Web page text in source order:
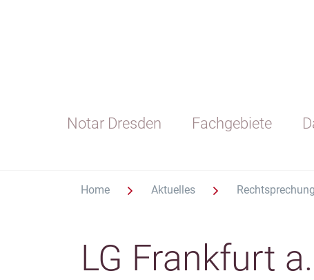
Notar Dresden Fachgebiete
Home Aktuelles Rechtsprechung
LG Frankfurt